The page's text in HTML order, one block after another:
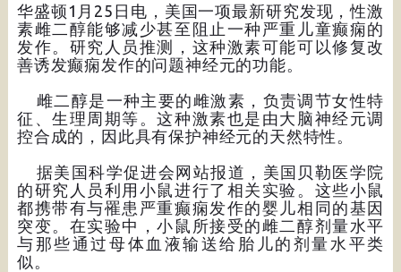
华盛顿1月25日电，美国一项最新研究发现，性激
素雌二醇能够减少甚至阻止一种严重儿童癫痫的
发作。研究人员推测，这种激素可能可以修复改
善诱发癫痫发作的问题神经元的功能。
雌二醇是一种主要的雌激素，负责调节女性特
征、生理周期等。这种激素也是由大脑神经元调
控合成的，因此具有保护神经元的天然特性。
据美国科学促进会网站报道，美国贝勒医学院
的研究人员利用小鼠进行了相关实验。这些小鼠
都携带有与罹患严重癫痫发作的婴儿相同的基因
突变。在实验中，小鼠所接受的雌二醇剂量水平
与那些通过母体血液输送给胎儿的剂量水平类
似。